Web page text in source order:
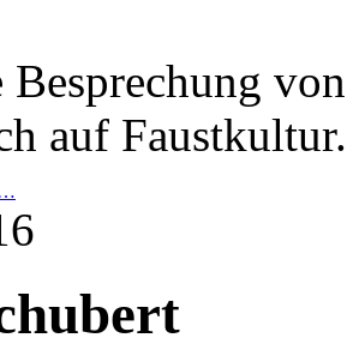
Besprechung
auf
…